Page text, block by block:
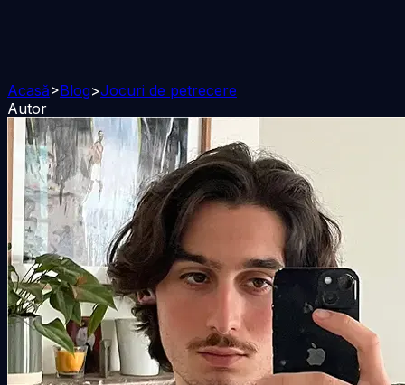
Acasă>Blog>Jocuri de petrecere
Autor